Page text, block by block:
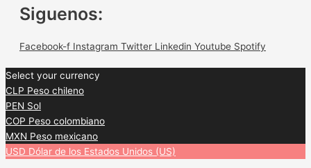
Siguenos:
Facebook-f Instagram Twitter Linkedin Youtube Spotify
Select your currency
CLP Peso chileno
PEN Sol
COP Peso colombiano
MXN Peso mexicano
USD Dólar de los Estados Unidos (US)